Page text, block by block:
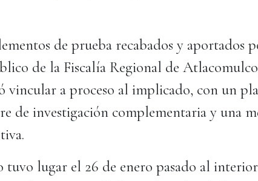
de prueba recabados y aportados
de la Fiscalía Regional de
vincular a proceso al implicado, con un
de investigación complementaria y una
lugar el 26 de enero pasado al